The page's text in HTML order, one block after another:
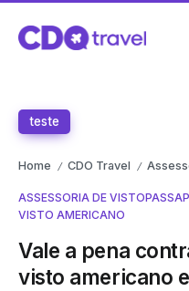
teste
Home / CDO Travel /
ASSESSORIA DE VISTO
VISTO AMERICANO
Vale a pena
visto americano